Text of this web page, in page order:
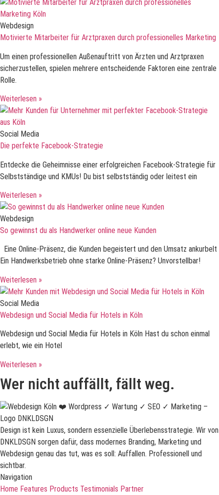
Webdesign
Motivierte Mitarbeiter für Arztpraxen durch professionelles Marketing
Um einen professionellen Außenauftritt von Ärzten und Arztpraxen
sicherzustellen, spielen mehrere entscheidende Faktoren eine zentrale
Rolle.
Weiterlesen »
Social Media
Die perfekte Facebook-Strategie
Entdecke die Geheimnisse einer erfolgreichen Facebook-Strategie für
Selbstständige und KMUs! Du bist selbstständig oder leitest ein
Weiterlesen »
Webdesign
So gewinnst du als Handwerker online neue Kunden
Eine Online-Präsenz, die Kunden begeistert und den Umsatz ankurbelt
Ein Handwerksbetrieb ohne starke Online-Präsenz? Unvorstellbar!
Weiterlesen »
Social Media
Webdesign und Social Media für Hotels in Köln
Webdesign und Social Media für Hotels in Köln Hast du schon einmal
erlebt, wie ein Hotel
Weiterlesen »
Wer nicht auffällt, fällt weg.
Design ist kein Luxus, sondern essenzielle Überlebensstrategie. Wir von
DNKLDSGN sorgen dafür, dass modernes Branding, Marketing und
Webdesign genau das tut, was es soll: Auffallen. Professionell und
sichtbar.
Navigation
Home Features Products Testimonials Partner